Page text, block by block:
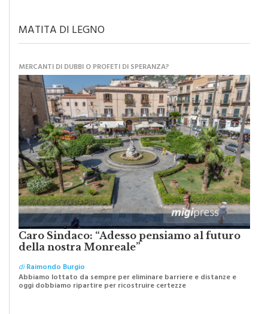
MATITA DI LEGNO
MERCANTI DI DUBBI O PROFETI DI SPERANZA?
Caro Sindaco: “Adesso pensiamo al futuro
della nostra Monreale”
diRaimondo Burgio
Abbiamo lottato da sempre per eliminare barriere e distanze e
oggi dobbiamo ripartire per ricostruire certezze